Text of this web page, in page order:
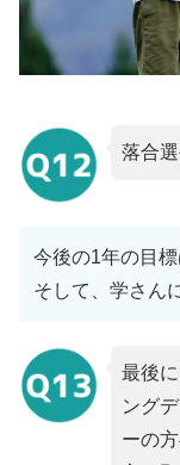
落合
今後の1年の目
そして、学さん
最後
ング
ーの